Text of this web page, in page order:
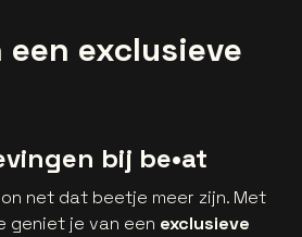
exclusieve
bij be•at
net dat beetje meer zijn. Met
geniet je van een exclusieve